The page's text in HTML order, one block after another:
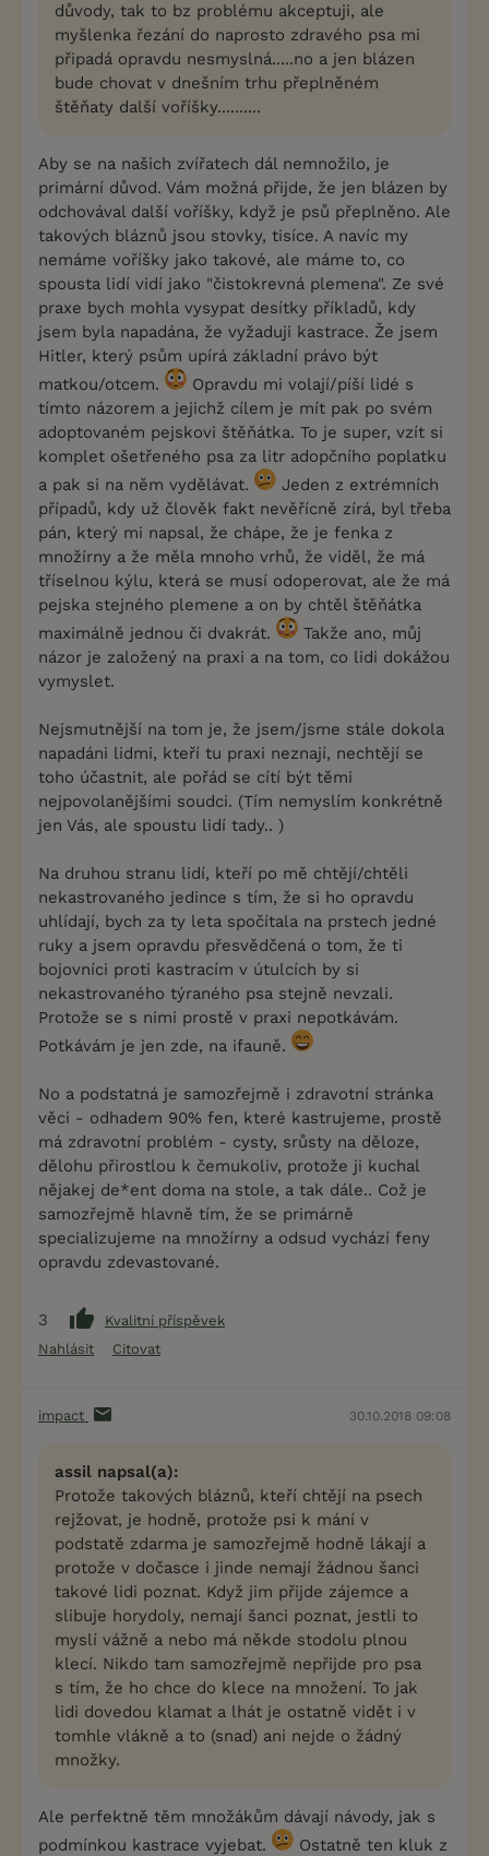
důvody, tak to bz problému akceptuji, ale
myšlenka řezání do naprosto zdravého psa mi
připadá opravdu nesmyslná.....no a jen blázen
bude chovat v dnešním trhu přeplněném
štěňaty další voříšky..........
Aby se na našich zvířatech dál nemnožilo, je
primární důvod. Vám možná přijde, že jen blázen by
odchovával další voříšky, když je psů přeplněno. Ale
takových bláznů jsou stovky, tisíce. A navíc my
nemáme voříšky jako takové, ale máme to, co
spousta lidí vidí jako "čistokrevná plemena". Ze své
praxe bych mohla vysypat desítky příkladů, kdy
jsem byla napadána, že vyžaduji kastrace. Že jsem
Hitler, který psům upírá základní právo být
matkou/otcem.
Opravdu mi volají/píší lidé s
tímto názorem a jejichž cílem je mít pak po svém
adoptovaném pejskovi štěňátka. To je super, vzít si
komplet ošetřeného psa za litr adopčního poplatku
a pak si na něm vydělávat.
Jeden z extrémních
případů, kdy už člověk fakt nevěřícně zírá, byl třeba
pán, který mi napsal, že chápe, že je fenka z
množírny a že měla mnoho vrhů, že viděl, že má
tříselnou kýlu, která se musí odoperovat, ale že má
pejska stejného plemene a on by chtěl štěňátka
maximálně jednou či dvakrát.
Takže ano, můj
názor je založený na praxi a na tom, co lidi dokážou
vymyslet.
Nejsmutnější na tom je, že jsem/jsme stále dokola
napadáni lidmi, kteří tu praxi neznají, nechtějí se
toho účastnit, ale pořád se cítí být těmi
nejpovolanějšími soudci. (Tím nemyslím konkrétně
jen Vás, ale spoustu lidí tady.. )
Na druhou stranu lidí, kteří po mě chtějí/chtěli
nekastrovaného jedince s tím, že si ho opravdu
uhlídají, bych za ty leta spočítala na prstech jedné
ruky a jsem opravdu přesvědčená o tom, že ti
bojovníci proti kastracím v útulcích by si
nekastrovaného týraného psa stejně nevzali.
Protože se s nimi prostě v praxi nepotkávám.
Potkávám je jen zde, na ifauně.
No a podstatná je samozřejmě i zdravotní stránka
věci - odhadem 90% fen, které kastrujeme, prostě
má zdravotní problém - cysty, srůsty na děloze,
dělohu přirostlou k čemukoliv, protože ji kuchal
nějakej de*ent doma na stole, a tak dále.. Což je
samozřejmě hlavně tím, že se primárně
specializujeme na množírny a odsud vychází feny
opravdu zdevastované.
3
Kvalitní příspěvek
Nahlásit
Citovat
impact 30.10.2018 09:08
assil napsal(a):
Protože takových bláznů, kteří chtějí na psech
rejžovat, je hodně, protože psi k mání v
podstatě zdarma je samozřejmě hodně lákají a
protože v dočasce i jinde nemají žádnou šanci
takové lidi poznat. Když jim přijde zájemce a
slibuje horydoly, nemají šanci poznat, jestli to
myslí vážně a nebo má někde stodolu plnou
klecí. Nikdo tam samozřejmě nepřijde pro psa
s tím, že ho chce do klece na množení. To jak
lidi dovedou klamat a lhát je ostatně vidět i v
tomhle vlákně a to (snad) ani nejde o žádný
množky.
Ale perfektně těm množákům dávají návody, jak s
podmínkou kastrace vyjebat.
Ostatně ten kluk z